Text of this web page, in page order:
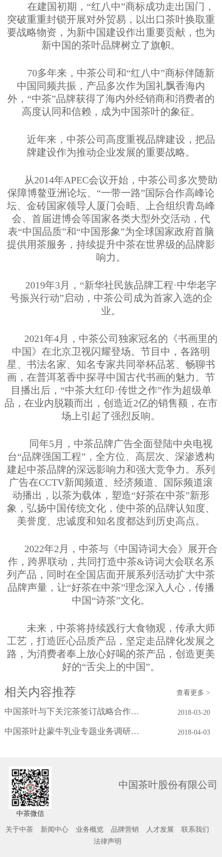
在建国初期，“红八中”商标成功走出国门，
突破重重封锁开展对外贸易，以出口茶叶换取重
要战略物资，为新中国建设作出重要贡献，也为
新中国的茶叶品牌树立了旗帜。
70多年来，中茶公司和“红八中”商标伴随新
中国同频共振，产品多次作为国礼飘香海内
外，“中茶”品牌获得了海内外经销商和消费者的
高度认同和信赖，成为中国茶叶的象征。
近年来，中茶公司高度重视品牌建设，把品
牌建设作为推动企业发展的重要战略。
从2014年APEC会议开始，中茶公司多次赞助
保障博鳌亚洲论坛、“一带一路”国际合作高峰论
坛、金砖国家领导人厦门会晤、上合组织青岛峰
会、首届进博会等国家各类大型外交活动，代
表“中国品质”和“中国形象”为全球国家政府首脑
提供用茶服务，持续提升中茶在世界级的品牌影
响力。
2019年3月，“新华社民族品牌工程·中华老字
号振兴行动”启动，中茶公司成为首家入选的企
业。
2021年4月，中茶公司独家冠名的《书画里的
中国》在北京卫视闪耀登场。节目中，各路明
星、书法名家、知名专家共同举杯品茗、畅聊书
画，在普洱茗香中探寻中国古代书画的魅力。节
目播出后，“中茶大红印·传世之作”作为超级单
品，在业内脱颖而出，创造近2亿的销售额，在市
场上引起了强烈反响。
同年5月，中茶品牌广告全面登陆中央电视
台“品牌强国工程”，全方位、高层次、深渗透构
建起中茶品牌的深远影响力和强大竞争力。系列
广告在CCTV新闻频道、经济频道、国际频道滚
动播出，以茶为载体，塑造“好茶在中茶”新形
象，弘扬中国传统文化，使中茶的品牌认知度、
美誉度、忠诚度和知名度都达到历史高点。
2022年2 月，中茶与《中国诗词大会》展开合
作，跨界联动，共同打造中茶&诗词大会联名系
列产品，同时在全国店面开展系列活动扩大中茶
品牌声量，让“好茶在中茶”理念深入人心，传播
中国“诗茶”文化。
未来，中茶将持续践行大食物观，传承大师
工艺，打造匠心品质产品，坚定走品牌化发展之
路，为消费者奉上放心好喝的茶产品，创造更美
好的“舌尖上的中国”。
相关内容推荐 查看更多 >
中国茶叶与下关沱茶签订战略合作协议 2018-03-20
中国茶叶赴蒙牛乳业专题业务调研学习 2018-04-03
中国茶叶股份有限公司
中茶微信
关于中茶 新闻中心 业务概览 品牌营销 人才发展 联系我们
法律声明